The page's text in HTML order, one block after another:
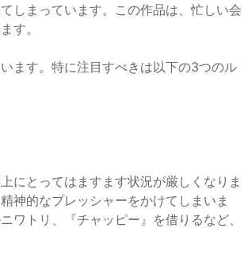
しまっています。この作品は、忙しい会
す。
ます。特に注目すべきは以下の3つのル
にとってはますます状況が厳しくなりま
神的なプレッシャーをかけてしまいま
ワトリ、『チャッピー』を借りるなど、